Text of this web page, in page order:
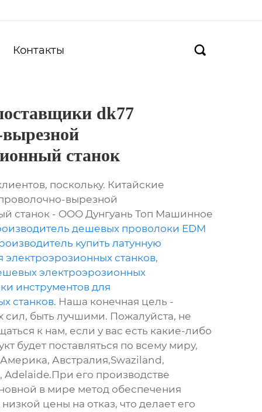
Контакты 
dk77
станок
поскольку. Китайские
вырезной
станок - ООО Дунгуань Топ Машинное
дешевых проволоки EDM
купить латунную
электроэрозионных станков,
электроэрозионных
инструментов для
станков. Наша конечная цель -
сил, быть лучшими. Пожалуйста, не
к нам, если у вас есть какие-либо
будет поставляться по всему миру,
Австралия,Swaziland,
Adelaide.При его производстве
в мире метод обеспечения
цены на отказ, что делает его